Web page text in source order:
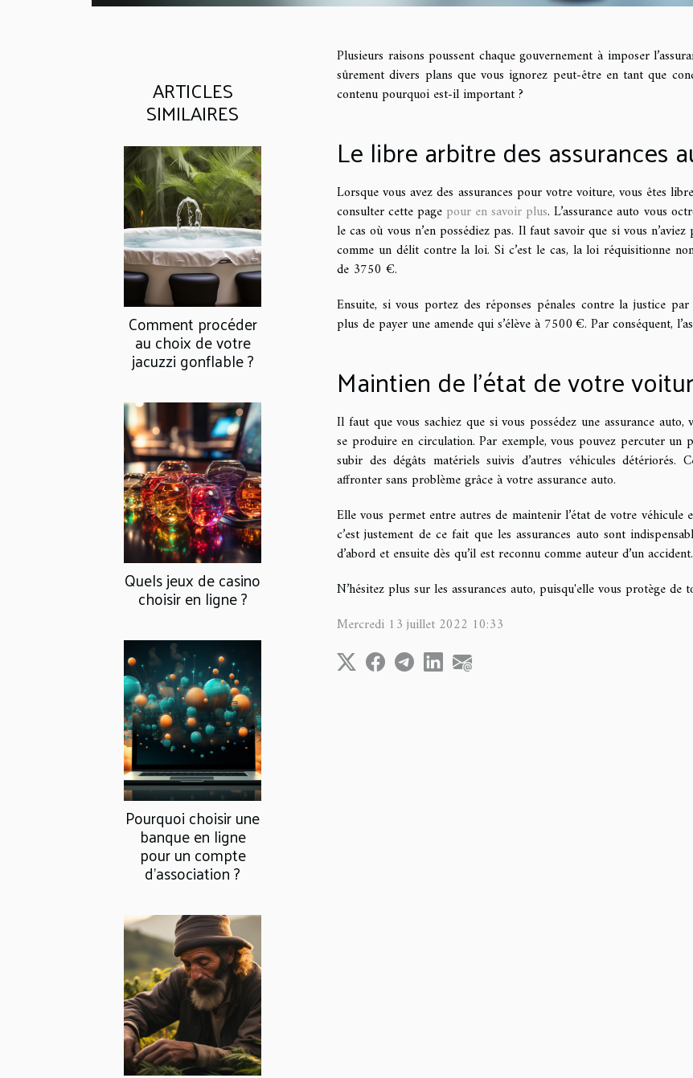
ARTICLES
SIMILAIRES
Comment procéder
au choix de votre
jacuzzi gonflable ?
Quels jeux de casino
choisir en ligne ?
Pourquoi choisir une
banque en ligne
pour un compte
d'association ?
Plusieurs raisons poussent chaque gouvernement à imposer
sûrement divers plans que vous ignorez peut-être en tant que
contenu pourquoi est-il important ?
Le libre arbitre des assurances
Lorsque vous avez des assurances pour votre voiture, vous êtes
consulter cette page pour en savoir plus. L’assurance auto vous
le cas où vous n’en possédiez pas. Il faut savoir que si vous
comme un délit contre la loi. Si c’est le cas, la loi réquisitionne
de 3750 €.
Ensuite, si vous portez des réponses pénales contre la justice
plus de payer une amende qui s’élève à 7500 €. Par conséquent,
Maintien de l’état de votre
Il faut que vous sachiez que si vous possédez une assurance
se produire en circulation. Par exemple, vous pouvez percuter
subir des dégâts matériels suivis d’autres véhicules détériorés.
affronter sans problème grâce à votre assurance auto.
Elle vous permet entre autres de maintenir l’état de votre véhicule
c’est justement de ce fait que les assurances auto sont
d’abord et ensuite dès qu’il est reconnu comme auteur d’un accident.
N’hésitez plus sur les assurances auto, puisqu'elle vous protège de
Mercredi 13 juillet 2022 10:33